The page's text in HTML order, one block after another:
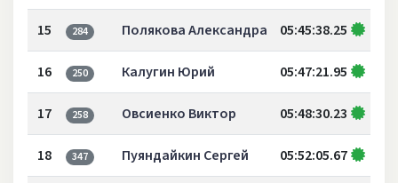
15 284 Полякова Александра 05:45:38.25
16 250 Калугин Юрий 05:47:21.95
17 258 Овсиенко Виктор 05:48:30.23
18 347 Пуяндайкин Сергей 05:52:05.67